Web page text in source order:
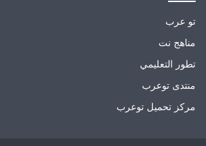
تو عرب
مناهج نت
تطور التعليمي
منتدى توعرب
مركز تحميل توعرب